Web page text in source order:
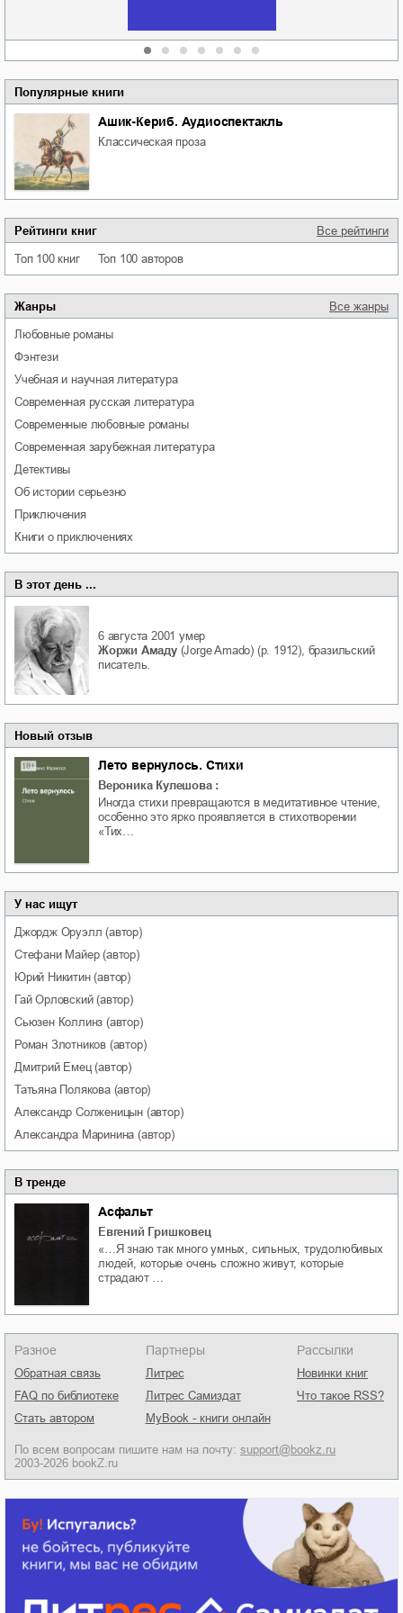
Популярные книги
Ашик-Кериб. Аудиоспектакль
классическая проза
Рейтинги книг Все рейтинги
Топ 100 книг Топ 100 авторов
Жанры Все жанры
любовные романы
фэнтези
учебная и научная литература
современная русская литература
современные любовные романы
современная зарубежная литература
детективы
об истории серьезно
приключения
книги о приключениях
В этот день ...
6 августа 2001 умер
Жоржи Амаду(Jorge Amado) (р. 1912), бразильский
писатель.
Новый отзыв
Лето вернулось. Стихи
Вероника Кулешова :
Иногда стихи превращаются в медитативное чтение,
особенно это ярко проявляется в стихотворении
«Тих…
У нас ищут
Джордж Оруэлл (автор)
Стефани Майер(автор)
Юрий Никитин(автор)
Гай Орловский(автор)
Сьюзен Коллинз (автор)
Роман Злотников (автор)
Дмитрий Емец(автор)
Татьяна Полякова(автор)
Александр Солженицын (автор)
Александра Маринина (автор)
В тренде
Асфальт
Евгений Гришковец
«…Я знаю так много умных, сильных, трудолюбивых
людей, которые очень сложно живут, которые
страдают …
Разное
Обратная связь
FAQ по библиотеке
Стать автором
Партнеры
Литрес
Литрес Самиздат
MyBook - книги онлайн
Рассылки
Новинки книг
Что такое RSS?
По всем вопросам пишите нам на почту: support@bookz.ru
2003-2026 bookZ.ru